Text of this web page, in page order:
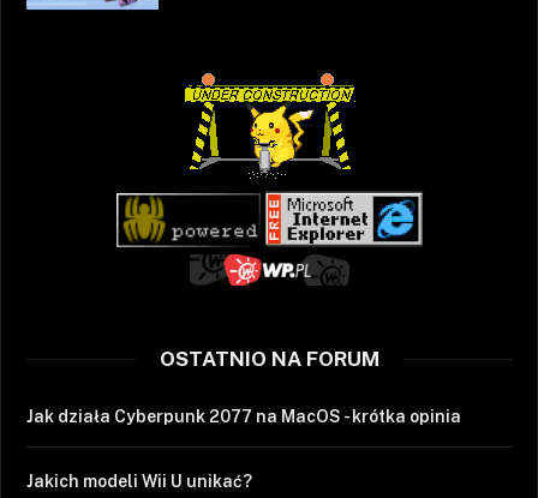
OSTATNIO NA FORUM
Jak działa Cyberpunk 2077 na MacOS - krótka opinia
Jakich modeli Wii U unikać?